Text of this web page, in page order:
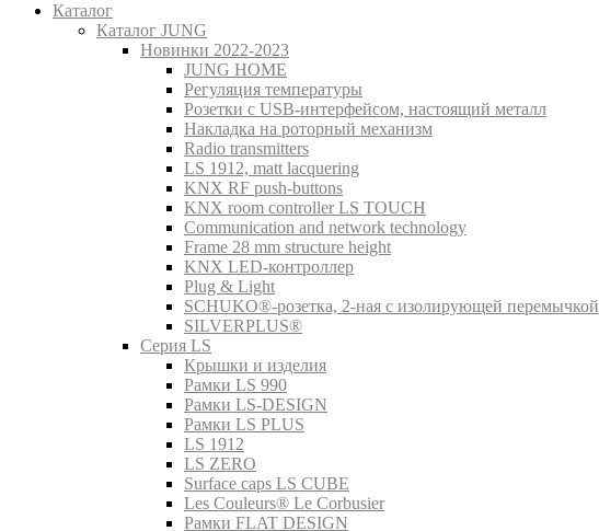
Каталог
Каталог JUNG
Новинки 2022-2023
JUNG HOME
Регуляция температуры
Розетки с USB-интерфейсом, настоящий металл
Накладка на роторный механизм
Radio transmitters
LS 1912, matt lacquering
KNX RF push-buttons
KNX room controller LS TOUCH
Communication and network technology
Frame 28 mm structure height
KNX LED-контроллер
Plug & Light
SCHUKO®-розетка, 2-ная с изолирующей перемычкой
SILVERPLUS®
Серия LS
Крышки и изделия
Рамки LS 990
Рамки LS-DESIGN
Рамки LS PLUS
LS 1912
LS ZERO
Surface caps LS CUBE
Les Couleurs® Le Corbusier
Рамки FLAT DESIGN